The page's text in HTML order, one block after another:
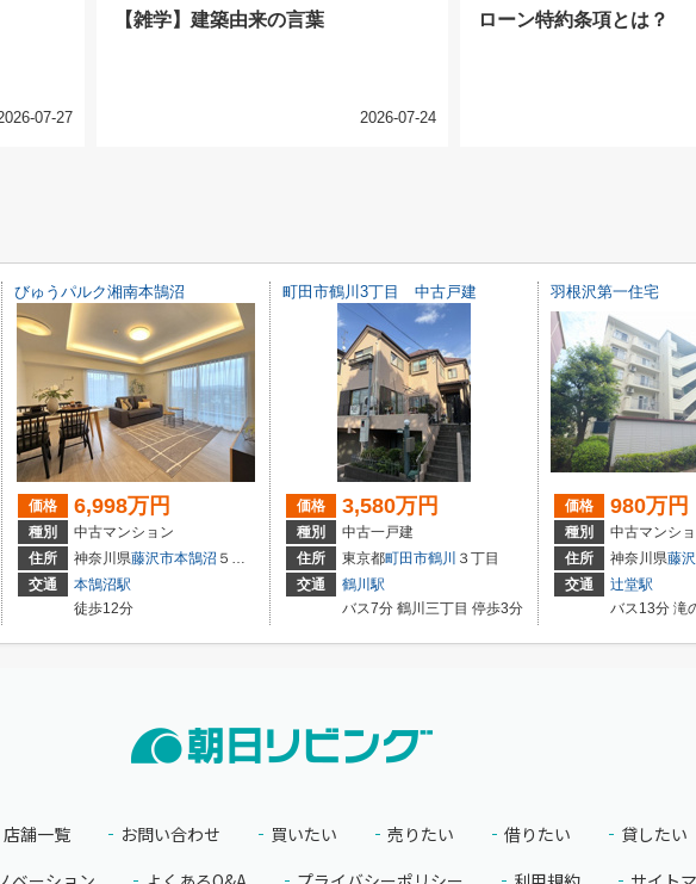
07-27
【雑学】建築由来の言葉
2026-07-24
ローン特約条項とは？
目1-7
びゅうパルク湘南本鵠沼
価格 6,998万円
種別
中古マンション
住所
神奈川県藤沢市本鵠沼 ５丁目
交通
本鵠沼駅
徒歩12分
町田市鶴川3丁目 中古戸建
価格 3,580万円
種別
中古一戸建
住所
東京都町田市鶴川 ３丁目
交通
鶴川駅
バス7分 鶴川三丁目 停歩3分
羽根沢第一住宅
価格 980万円
種別
中古マンシ
住所
神奈川県藤
交通
辻堂駅
バス13分 滝
店舗一覧 お問い合わせ 買いたい 売りたい 借りたい
貸したい